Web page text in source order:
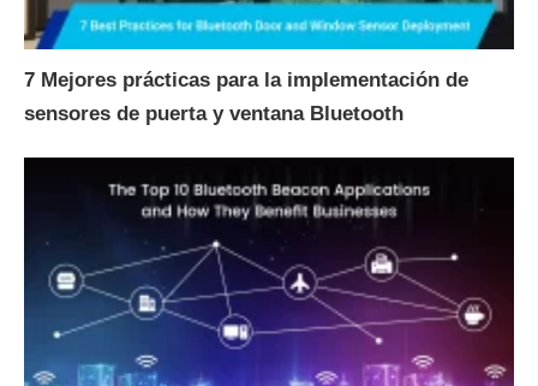
7 Mejores prácticas para la implementación de
sensores de puerta y ventana Bluetooth